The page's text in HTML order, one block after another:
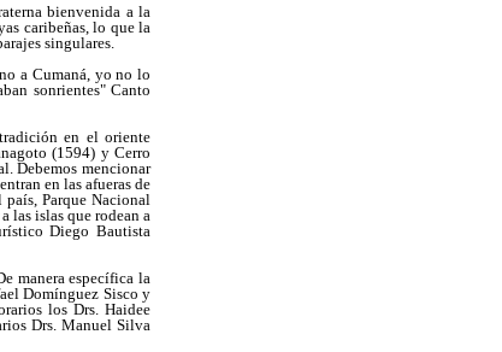
bienvenida a la
caribeñas, lo que la
singulares.
a Cumaná, yo no lo
sonrientes" Canto
en el oriente
(1594) y Cerro
Debemos mencionar
en las afueras de
Parque Nacional
las islas que rodean a
Diego Bautista
manera específica la
Domínguez Sisco y
los Drs. Haidee
Drs. Manuel Silva